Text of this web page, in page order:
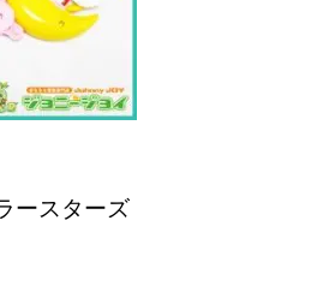
ースターズ